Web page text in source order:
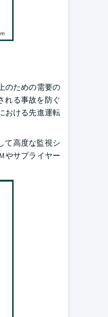
のための需要の
れる事故を防ぐ
おける先進運転
て高度な監視シ
やサプライヤー